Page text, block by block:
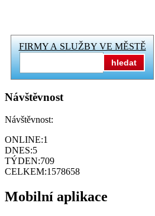
FIRMY A SLUŽBY VE MĚSTĚ
hledat
Návštěvnost
Návštěvnost:
ONLINE:1
DNES:5
TÝDEN:709
CELKEM:1578658
Mobilní aplikace